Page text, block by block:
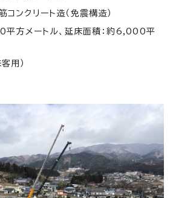
コンクリート造（免震構造）
平方メートル、延床面積：約6,000平
用）